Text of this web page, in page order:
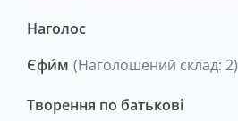
Наголос
Єфи́м (Наголошений склад: 2)
Творення по батькові